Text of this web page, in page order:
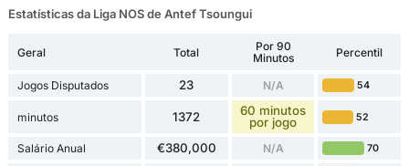
Estatísticas da Liga NOS de Antef Tsoungui
Geral Total
Por 90
Minutos
Percentil
Jogos Disputados 23 N/A 54
minutos 1372
60 minutos
por jogo
52
Salário Anual €380,000 N/A 70